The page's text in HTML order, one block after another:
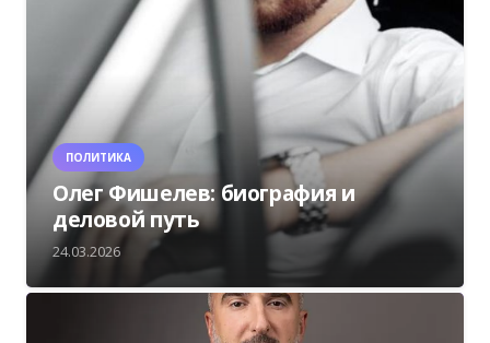
ПОЛИТИКА
Олег Фишелев: биография и
деловой путь
24.03.2026